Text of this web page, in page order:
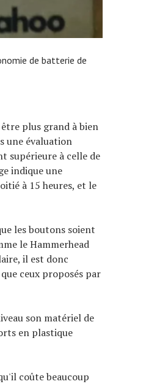
de batterie de
plus grand à bien
une évaluation
supérieure à celle de
indique une
à 15 heures, et le
les boutons soient
le Hammerhead
il est donc
ceux proposés par
son matériel de
en plastique
coûte beaucoup